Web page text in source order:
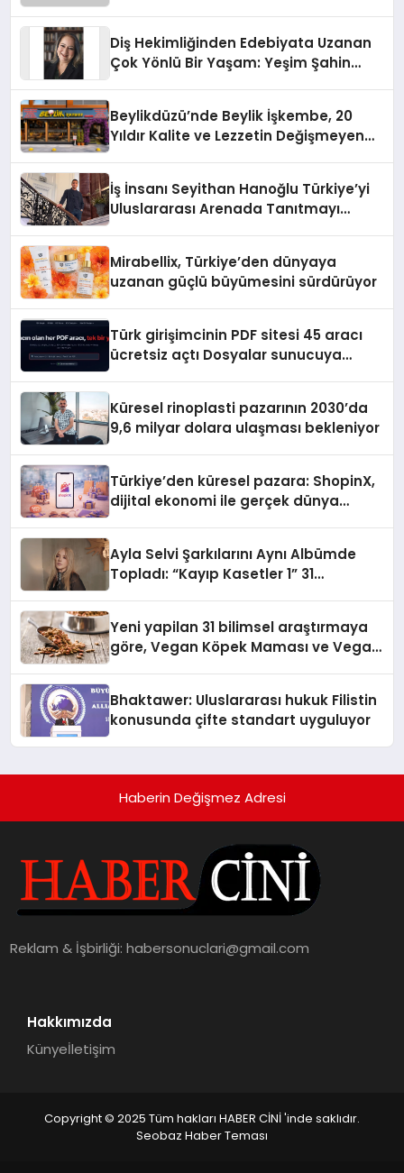
Diş Hekimliğinden Edebiyata Uzanan
Çok Yönlü Bir Yaşam: Yeşim Şahin
Beylikdüzü’nde Beylik İşkembe, 20
Yıldır Kalite ve Lezzetin Değişmeyen
İş İnsanı Seyithan Hanoğlu Türkiye’yi
Uluslararası Arenada Tanıtmayı
Mirabellix, Türkiye’den dünyaya
uzanan güçlü büyümesini sürdürüyor
Türk girişimcinin PDF sitesi 45 aracı
ücretsiz açtı Dosyalar sunucuya
Küresel rinoplasti pazarının 2030’da
9,6 milyar dolara ulaşması bekleniyor
Türkiye’den küresel pazara: ShopinX,
dijital ekonomi ile gerçek dünya
Ayla Selvi Şarkılarını Aynı Albümde
Topladı: “Kayıp Kasetler 1” 31
Yeni yapilan 31 bilimsel araştırmaya
göre, Vegan Köpek Maması ve Vegan
Bhaktawer: Uluslararası hukuk Filistin
konusunda çifte standart uyguluyor
Haberin Değişmez Adresi
Reklam & İşbirliği:habersonuclari@gmail.com
Hakkımızda
Künyeİletişim
Copyright © 2025 Tüm hakları HABER CİNİ 'inde saklıdır.
Seobaz Haber Teması